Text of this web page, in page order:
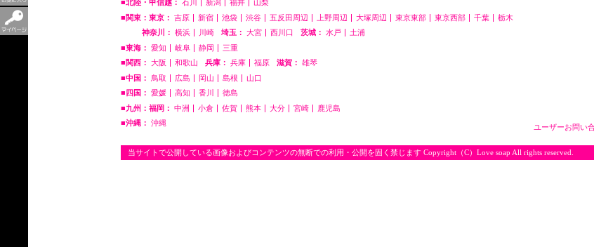
■北陸・甲信越： 石川 新潟 福井
山梨
■関東：東京： 吉原 新宿 池袋 渋谷 五反田周辺 上野周辺 大塚周辺 東京東部 東京西部 千葉
栃木
神奈川： 横浜 川崎 埼玉： 大宮 西川口 茨城： 水戸
土浦
■東海： 愛知 岐阜 静岡
三重
■関西： 大阪 和歌山 兵庫： 兵庫 福原 滋賀： 雄琴
■中国：
鳥取 広島 岡山 島根
山口
■四国： 愛媛 高知 香川
徳島
■九州：福岡： 中洲 小倉 佐賀 熊本 大分 宮崎
鹿児島
■沖縄： 沖縄 ユーザーお問い
当サイトで公開している画像およびコンテンツの無断での利用・公開を固く禁じます Copyright（C）Love soap All rights reserved.